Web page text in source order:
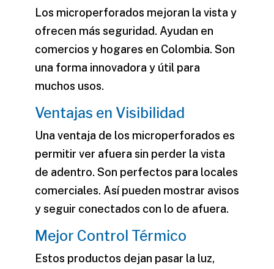
Los microperforados mejoran la vista y
ofrecen más seguridad. Ayudan en
comercios y hogares en Colombia. Son
una forma innovadora y útil para
muchos usos.
Ventajas en Visibilidad
Una ventaja de los microperforados es
permitir ver afuera sin perder la vista
de adentro. Son perfectos para locales
comerciales. Así pueden mostrar avisos
y seguir conectados con lo de afuera.
Mejor Control Térmico
Estos productos dejan pasar la luz,